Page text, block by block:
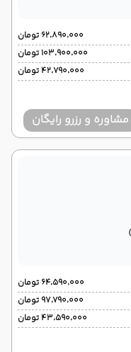
۶۲٬۸۹۰٬۰۰۰ تومان
۱۰۳٬۹۰۰٬۰۰۰ تومان
۴۲٬۷۹۰٬۰۰۰ تومان
مشاوره و رزرو رایگان
۶۴٬۵۹۰٬۰۰۰ تومان
۹۷٬۷۹۰٬۰۰۰ تومان
۴۳٬۵۹۰٬۰۰۰ تومان